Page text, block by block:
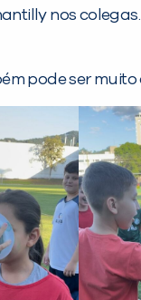
nos
pode ser muito
DEMONSTRAÇÃO
Desculpe!
cidade ou
você digitou.